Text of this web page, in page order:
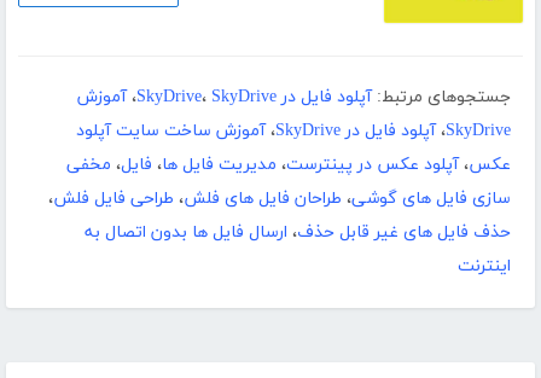
جستجوهای مرتبط: آپلود فایل در SkyDrive ، SkyDrive ،آموزش
SkyDrive،آپلود فایل در SkyDrive ،آموزش ساخت سایت آپلود
عکس،آپلود عکس در پینترست، مدیریت فایل ها، فایل، مخفی
سازی فایل های گوشی، طراحان فایل های فلش، طراحی فایل فلش،
حذف فایل های غیر قابل حذف، ارسال فایل ها بدون اتصال به
اینترنت